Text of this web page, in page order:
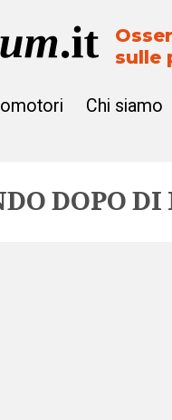
sulle
Chi siamo
DOPO